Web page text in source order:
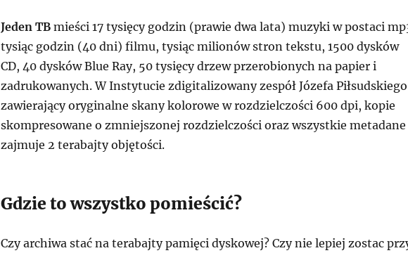
Jeden TBmieści 17 tysięcy godzin (prawie dwa lata) muzyki w postaci
tysiąc godzin (40 dni) filmu, tysiąc milionów stron tekstu, 1500 dysków
CD, 40 dysków Blue Ray, 50 tysięcy drzew przerobionych na papier i
zadrukowanych. W Instytucie zdigitalizowany zespół Józefa
zawierający oryginalne skany kolorowe w rozdzielczości 600 dpi, kopie
skompresowane o zmniejszonej rozdzielczości oraz wszystkie metadane
zajmuje 2 terabajty objętości.
Gdzie to wszystko pomieścić?
Czy archiwa stać na terabajty pamięci dyskowej? Czy nie lepiej zostac